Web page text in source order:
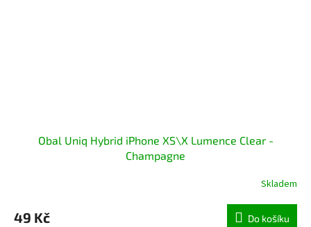
Obal Uniq Hybrid iPhone XS\X Lumence Clear -
Champagne
Skladem
49 Kč Do košíku